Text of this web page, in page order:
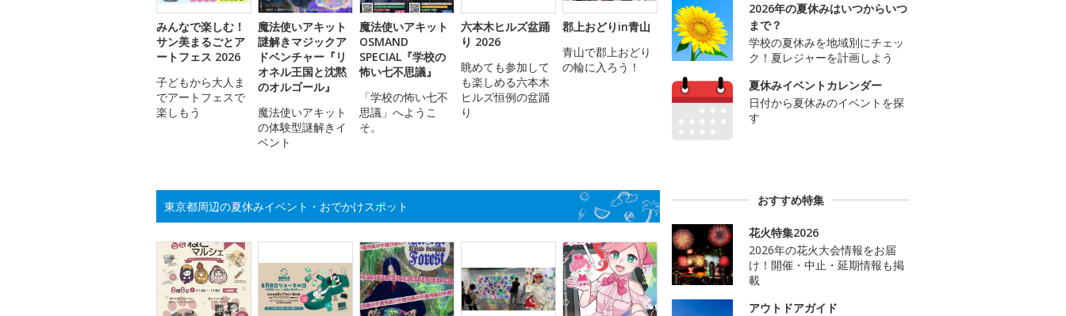
みんなで楽しむ！
サン美まるごとア
ートフェス 2026
子どもから大人ま
でアートフェスで
楽しもう
魔法使いアキット
謎解きマジックア
ドベンチャー『リ
オネル王国と沈黙
のオルゴール』
魔法使いアキット
の体験型謎解きイ
ベント
魔法使いアキット
OSMAND
SPECIAL『学校の
怖い七不思議』
「学校の怖い七不
思議」へようこ
そ。
六本木ヒルズ盆踊
り 2026
眺めても参加して
も楽しめる六本木
ヒルズ恒例の盆踊
り
郡上おどりin青山
青山で郡上おどり
の輪に入ろう！
東京都周辺の夏休みイベント・おでかけスポット
2026年の夏休みはいつからいつ
まで？
学校の夏休みを地域別にチェッ
ク！夏レジャーを計画しよう
夏休みイベントカレンダー
日付から夏休みのイベントを探
す
おすすめ特集
花火特集2026
2026年の花火大会情報をお届
け！開催・中止・延期情報も掲
載
アウトドアガイド